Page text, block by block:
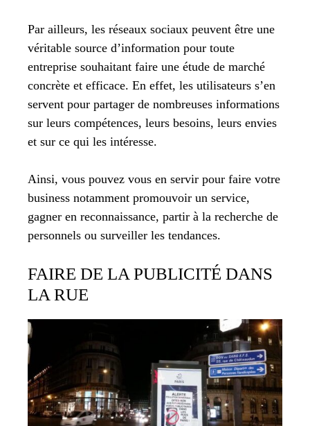
Par ailleurs, les réseaux sociaux peuvent être une
véritable source d’information pour toute
entreprise souhaitant faire une étude de marché
concrète et efficace. En effet, les utilisateurs s’en
servent pour partager de nombreuses informations
sur leurs compétences, leurs besoins, leurs envies
et sur ce qui les intéresse.
Ainsi, vous pouvez vous en servir pour faire votre
business notamment promouvoir un service,
gagner en reconnaissance, partir à la recherche de
personnels ou surveiller les tendances.
FAIRE DE LA PUBLICITÉ DANS
LA RUE